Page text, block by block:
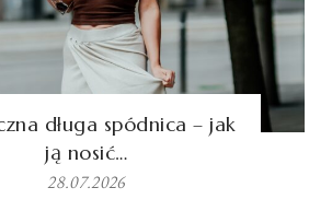
długa spódnica – jak
ją nosić…
28.07.2026